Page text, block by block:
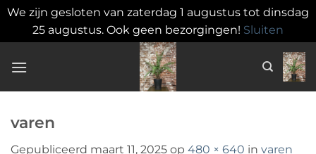
We zijn gesloten van zaterdag 1 augustus tot dinsdag
25 augustus. Ook geen bezorgingen! Sluiten
naar
varen
Gepubliceerd maart 11, 2025 op 480 × 640 in varen